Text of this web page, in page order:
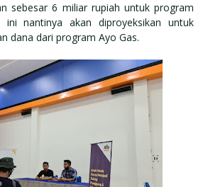
sebesar 6 miliar rupiah untuk program
ini nantinya akan diproyeksikan untuk
dana dari program Ayo Gas.